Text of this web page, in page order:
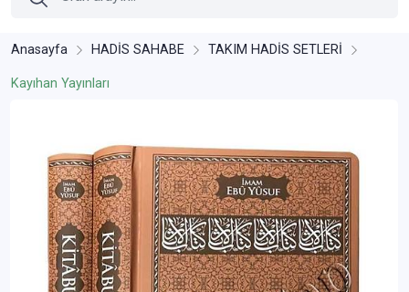
Anasayfa HADİS SAHABE TAKIM HADİS SETLERİ
Kayıhan Yayınları